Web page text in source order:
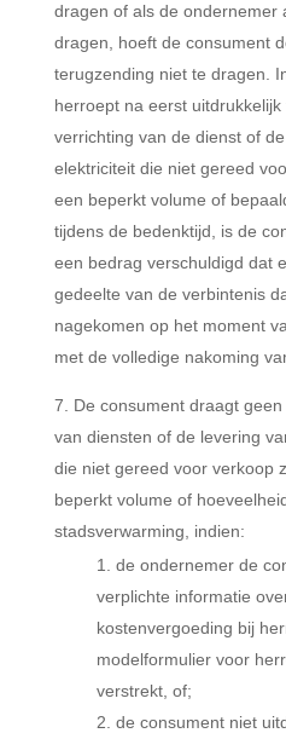
dragen of als de ondernemer
dragen, hoeft de consument
terugzending niet te dragen.
herroept na eerst
verrichting van de dienst of
elektriciteit die niet gereed
een beperkt volume of
tijdens de bedenktijd, is de
een bedrag verschuldigd dat
gedeelte van de verbintenis
nagekomen op het moment
met de volledige nakoming
De consument draagt
van diensten of de levering
die niet gereed voor verkoop
beperkt volume of
stadsverwarming, indien:
de ondernemer de
verplichte informatie
kostenvergoeding bij
modelformulier voor
verstrekt, of;
de consument niet